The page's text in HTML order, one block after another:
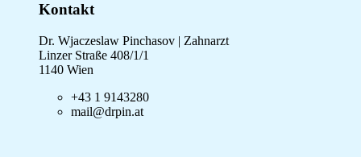
Kontakt
Dr. Wjaczeslaw Pinchasov | Zahnarzt
Linzer Straße 408/1/1
1140 Wien
+43 1 9143280
mail@drpin.at